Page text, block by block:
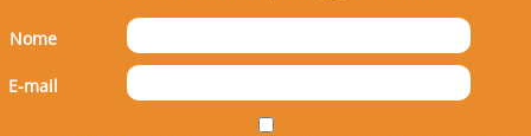
Nome
E-mail